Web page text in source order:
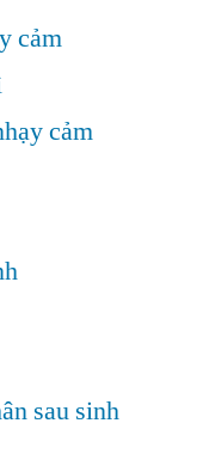
cảm
cảm
sau sinh